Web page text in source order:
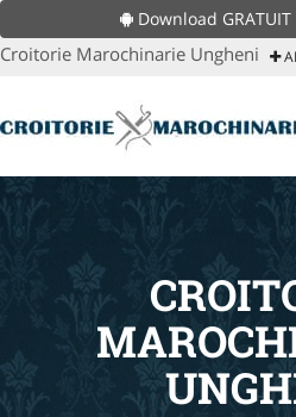
Download
Croitorie Marochinarie Ungheni